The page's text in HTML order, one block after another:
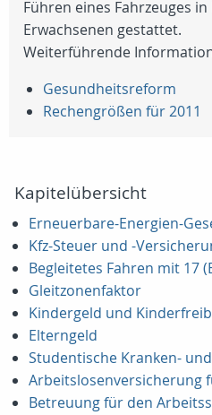
Führen eines Fahrzeuges
Erwachsenen gestattet.
Weiterführende
Gesundheitsreform
Rechengrößen für 2011
Kapitelübersicht
Erneuerbare-Energien-
Kfz-Steuer und -
Begleitetes Fahren mit 17
Gleitzonenfaktor
Kindergeld und
Elterngeld
Studentische Kranken-
Arbeitslosenversicherung
Betreuung für den